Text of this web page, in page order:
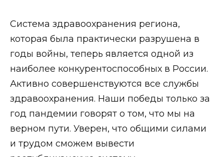
Система здравоохранения региона,
которая была практически разрушена в
годы войны, теперь является одной из
наиболее конкурентоспособных в России.
Активно совершенствуются все службы
здравоохранения. Наши победы только за
год пандемии говорят о том, что мы на
верном пути. Уверен, что общими силами
и трудом сможем вывести